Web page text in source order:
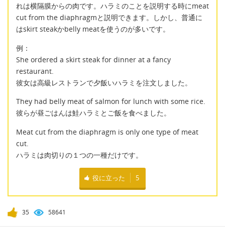
れは横隔膜からの肉です。ハラミのことを説明する時にmeat
cut from the diaphragmと説明できます。しかし、普通に
はskirt steakかbelly meatを使うのが多いです。
例：
She ordered a skirt steak for dinner at a fancy
restaurant.
彼女は高級レストランで夕飯いハラミを注文しました。
They had belly meat of salmon for lunch with some rice.
彼らが昼ごはんは鮭ハラミとご飯を食べました。
Meat cut from the diaphragm is only one type of meat
cut.
ハラミは肉切りの１つの一種だけです。
役に立った 5
35 58641